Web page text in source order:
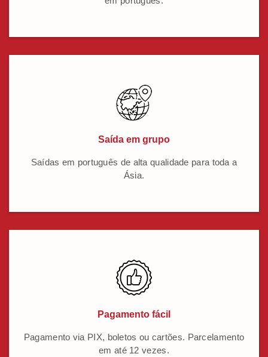
Saída em grupo
Saídas em português de alta qualidade para toda a
Ásia.
Pagamento fácil
Pagamento via PIX, boletos ou cartões. Parcelamento
em até 12 vezes.